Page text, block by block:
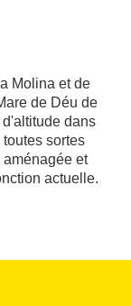
Molina et de
de Déu de
dans
sortes
et
actuelle.